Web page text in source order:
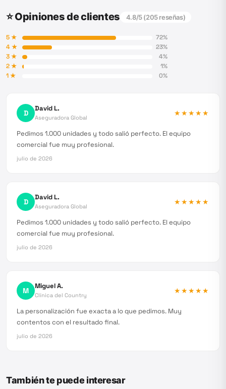
⭐ Opiniones de clientes 4.8/5 (205reseñas)
5★ 72%
4★ 23%
3★ 4%
2★ 1%
1★ 0%
D David L.
Aseguradora Global
★★★★★
Pedimos 1.000 unidades y todo salió perfecto. El equipo
comercial fue muy profesional.
julio de 2026
D David L.
Aseguradora Global
★★★★★
Pedimos 1.000 unidades y todo salió perfecto. El equipo
comercial fue muy profesional.
julio de 2026
M Miguel A.
Clínica del Country
★★★★★
La personalización fue exacta a lo que pedimos. Muy
contentos con el resultado final.
julio de 2026
También te puede interesar